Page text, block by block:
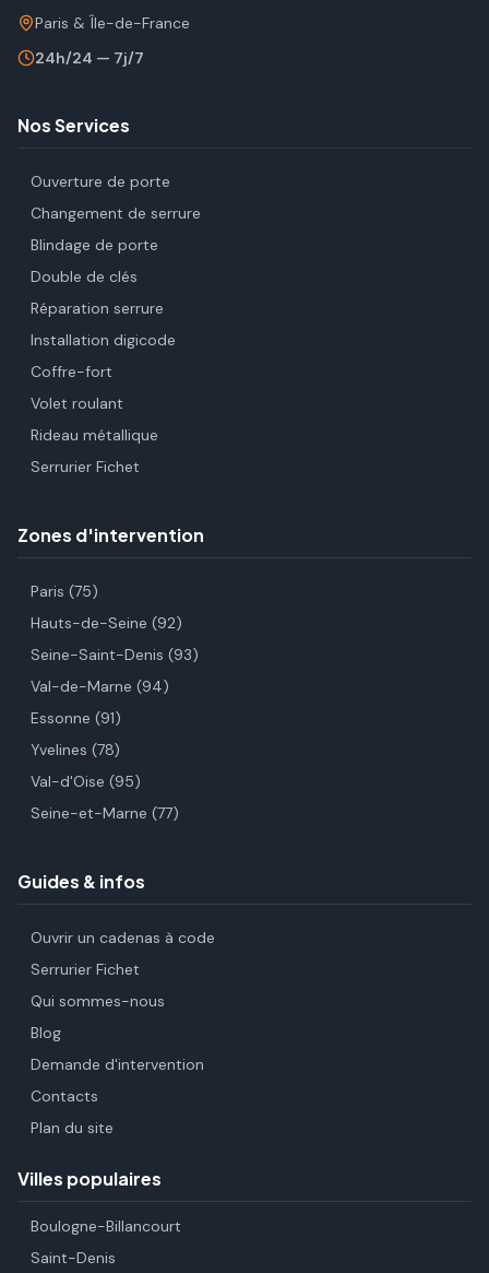
Paris & Île-de-France
24h/24 — 7j/7
Nos Services
Ouverture de porte
Changement de serrure
Blindage de porte
Double de clés
Réparation serrure
Installation digicode
Coffre-fort
Volet roulant
Rideau métallique
Serrurier Fichet
Zones d'intervention
Paris (75)
Hauts-de-Seine (92)
Seine-Saint-Denis (93)
Val-de-Marne (94)
Essonne (91)
Yvelines (78)
Val-d'Oise (95)
Seine-et-Marne (77)
Guides & infos
Ouvrir un cadenas à code
Serrurier Fichet
Qui sommes-nous
Blog
Demande d'intervention
Contacts
Plan du site
Villes populaires
Boulogne-Billancourt
Saint-Denis